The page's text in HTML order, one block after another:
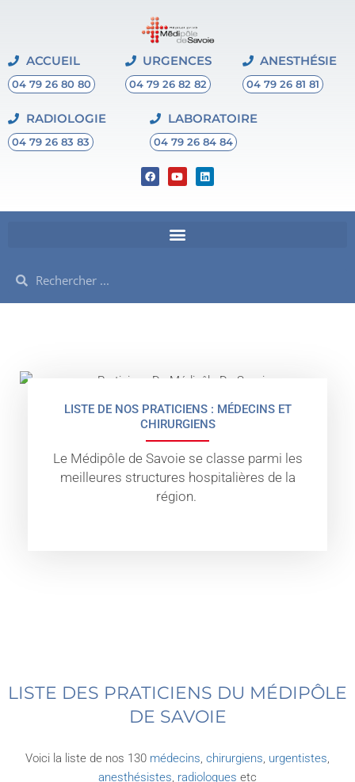
ACCUEIL
04 79 26 80 80
URGENCES
04 79 26 82 82
ANESTHÉSIE
04 79 26 81 81
RADIOLOGIE
04 79 26 83 83
LABORATOIRE
04 79 26 84 84
F
a
b
Y
o
u
e
L
i
e
Rechercher
LISTE DE NOS PRATICIENS : MÉDECINS ET
CHIRURGIENS
Le Médipôle de Savoie se classe parmi les
meilleures structures hospitalières de la
région.
LISTE DES PRATICIENS DU MÉDIPÔLE
DE SAVOIE
Voici la liste de nos 130 médecins, chirurgiens, urgentistes,
anesthésistes, radiologues etc